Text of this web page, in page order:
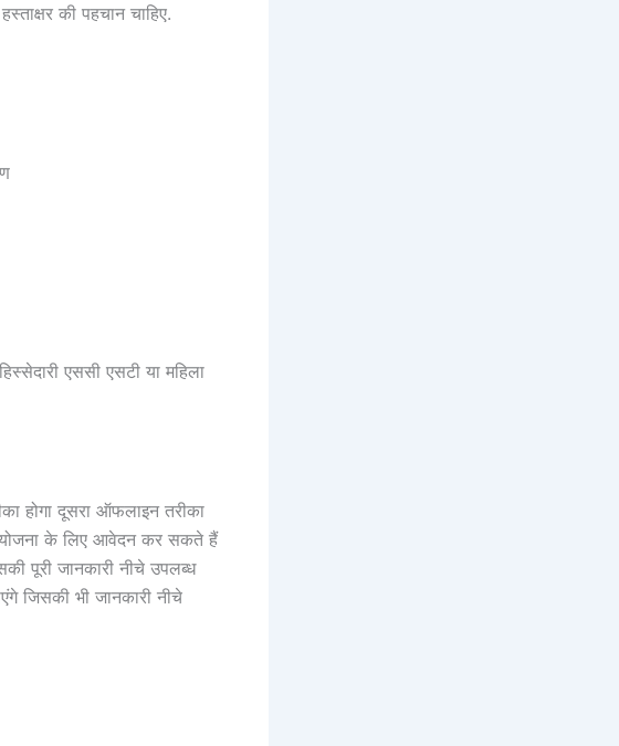
की पहचान चाहिए.
एससी एसटी या महिला
होगा दूसरा ऑफलाइन तरीका
के लिए आवेदन कर सकते हैं
पूरी जानकारी नीचे उपलब्ध
जिसकी भी जानकारी नीचे